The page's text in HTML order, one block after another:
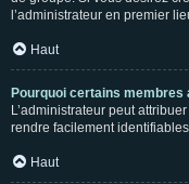
l’administrateur en premier
Haut
Pourquoi certains
L’administrateur peut
rendre facilement
Haut